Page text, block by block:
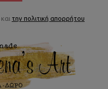
και την πολιτική απορρήτου